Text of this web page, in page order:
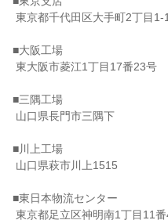
■大阪工場
■三隅工場
■川上工場
■東日本物流センター